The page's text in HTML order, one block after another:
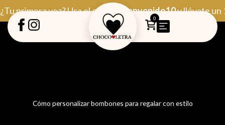
al
contenido
¿Tu primera vez? Usa el código Bienvenido10y llévate un
0
Cómo personalizar bombones para regalar con estilo